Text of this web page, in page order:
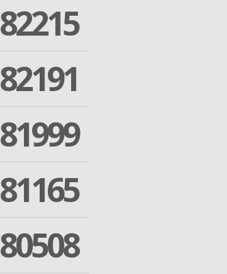
82215
82191
81999
81165
80508